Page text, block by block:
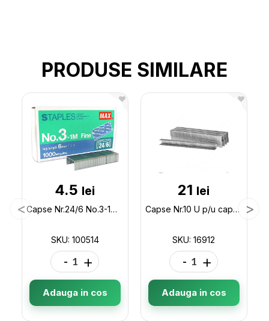
PRODUSE SIMILARE
4.5 lei
Capse Nr.24/6 No.3-1M (MLD8-15) Maxx 100514
SKU: 100514
- +
Adauga in cos
21 lei
Capse Nr.10 U p/u capsator mecanic INGCO STS0412 16912
SKU: 16912
- +
Adauga in cos